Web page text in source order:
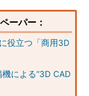
ーパー：
役立つ「商用3D
による“3D CAD